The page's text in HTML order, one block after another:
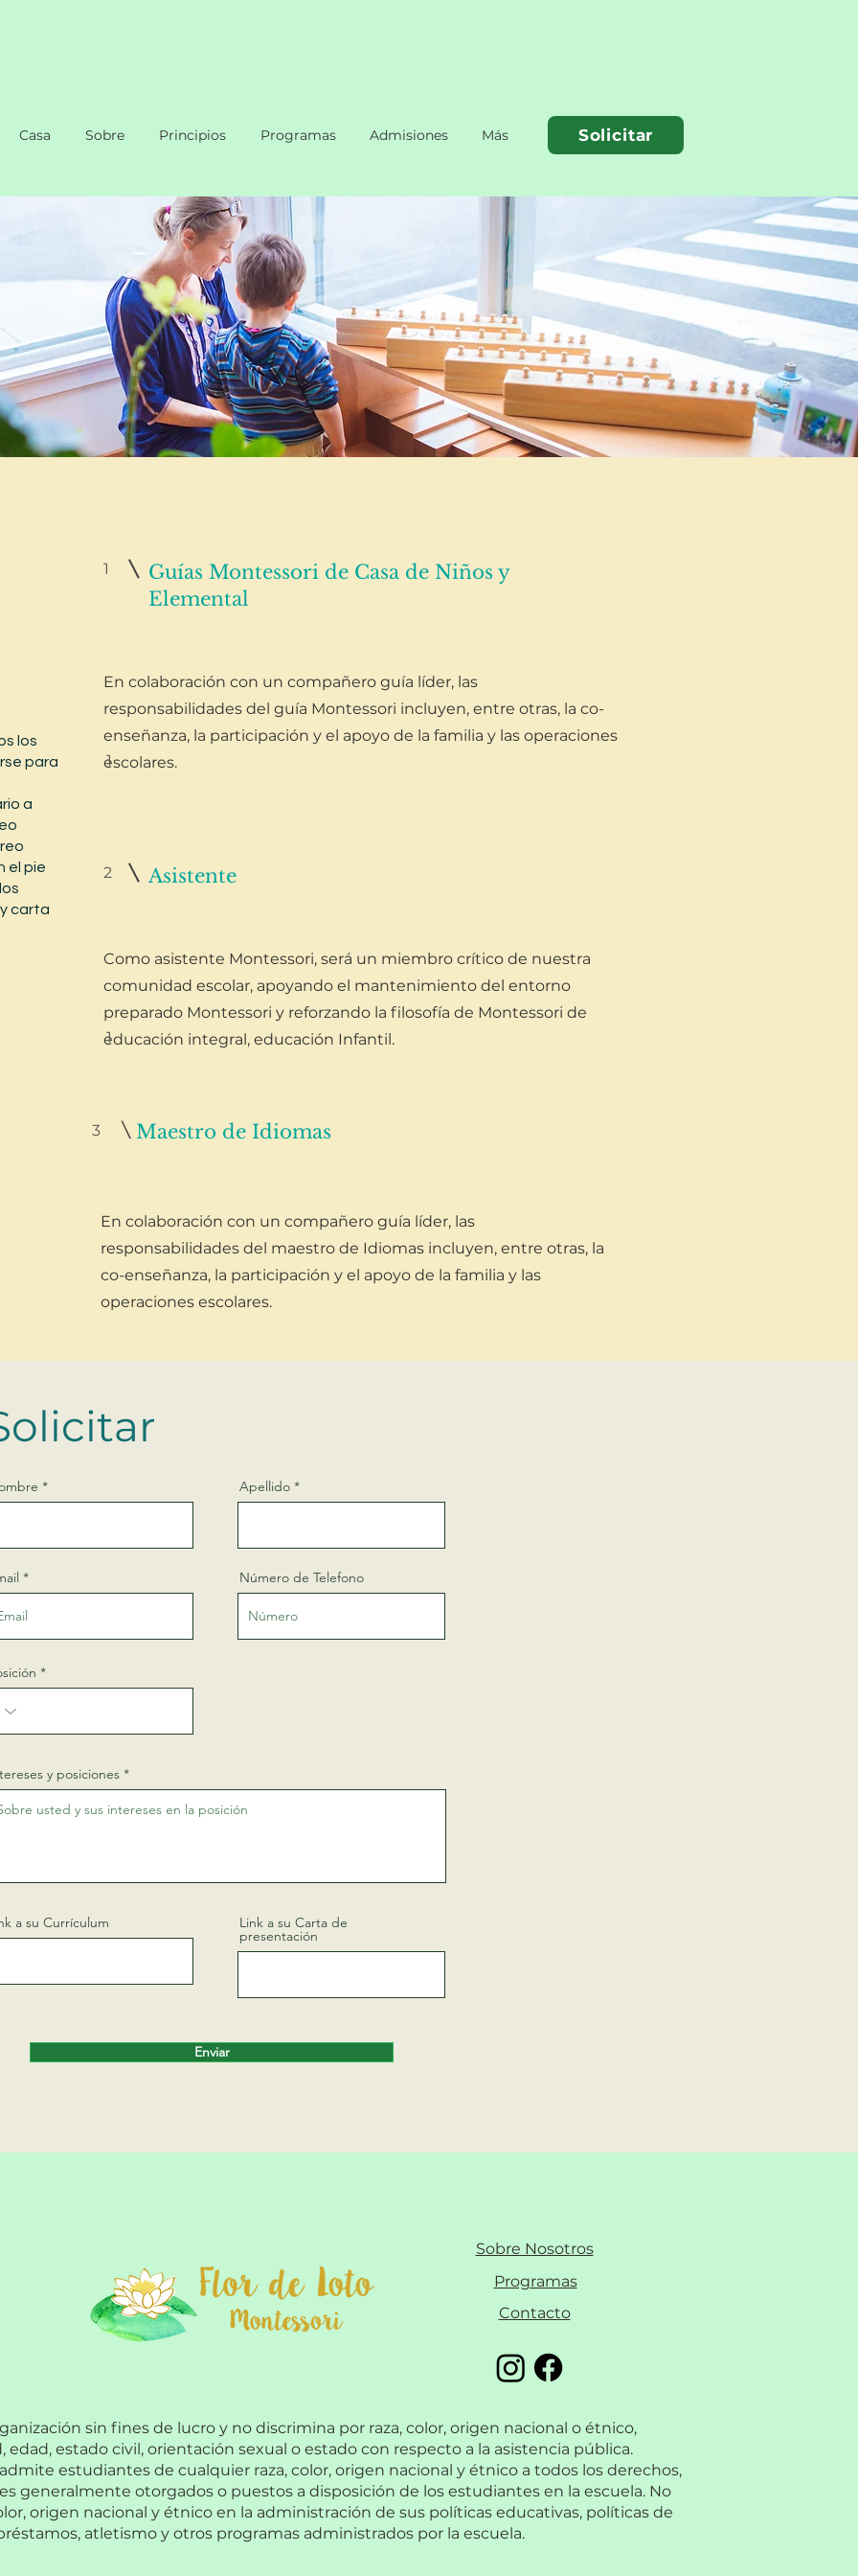
Casa Sobre Principios Programas Admisiones Más Solicitar
los
para
a
el pie
carta
1
Guías Montessori de Casa de Niños y
Elemental
En colaboración con un compañero guía líder, las
responsabilidades del guía Montessori incluyen, entre otras, la co-
enseñanza, la participación y el apoyo de la familia y las operaciones
escolares.
1
2 Asistente
Como asistente Montessori, será un miembro crítico de nuestra
comunidad escolar, apoyando el mantenimiento del entorno
preparado Montessori y reforzando la filosofía de Montessori de
educación integral, educación Infantil.
1
3 \ Maestro de Idiomas
En colaboración con un compañero guía líder, las
responsabilidades del maestro de Idiomas incluyen, entre otras, la
co-enseñanza, la participación y el apoyo de la familia y las
operaciones escolares.
Apellido
Número de Telefono
y posiciones
a su Currículum Link a su Carta de
presentación
Enviar
Sobre Nosotros
Programas
Contacto
sin fines de lucro y no discrimina por raza, color, origen nacional o étnico,
edad, estado civil, orientación sexual o estado con respecto a la asistencia pública.
estudiantes de cualquier raza, color, origen nacional y étnico a todos los derechos,
generalmente otorgados o puestos a disposición de los estudiantes en la escuela. No
origen nacional y étnico en la administración de sus políticas educativas, políticas de
atletismo y otros programas administrados por la escuela.